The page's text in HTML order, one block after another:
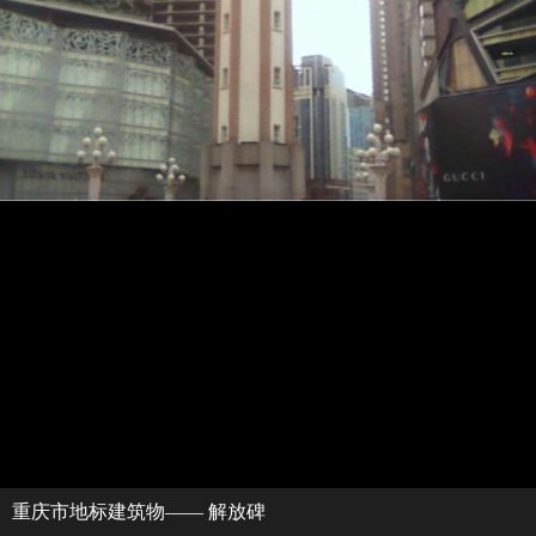
重庆市地标建筑物—— 解放碑